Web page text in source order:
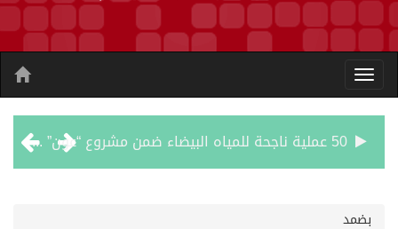
50 عملية ناجحة للمياه البيضاء ضمن مشروع “عون” في جازان
بضمد